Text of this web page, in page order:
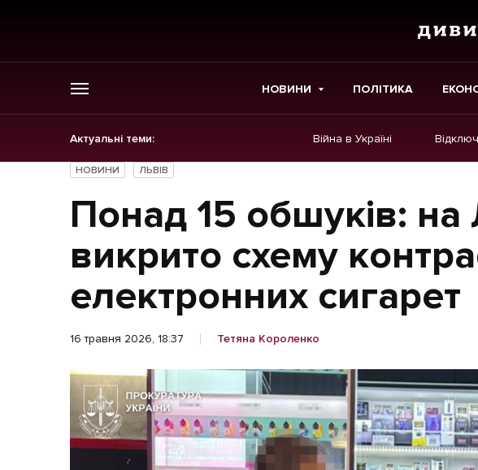
НОВИНИ ПОЛІТИКА
Актуальні теми: Війна в Україні
ГОЛОВНЕ
Новини
Політика
Економіка
Бізнес
Життя
Культура
Афіша
НОВИНИ ЛЬВІВ
Понад 15 обшуків: на
викрито схему
електронних сигарет
16 травня 2026, 18:37 Тетяна Короленко